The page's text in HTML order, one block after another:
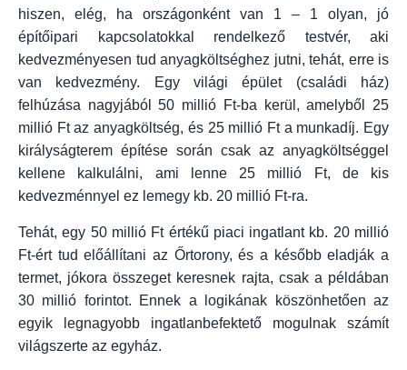
hiszen, elég, ha országonként van 1 – 1 olyan, jó
építőipari kapcsolatokkal rendelkező testvér, aki
kedvezményesen tud anyagköltséghez jutni, tehát, erre is
van kedvezmény. Egy világi épület (családi ház)
felhúzása nagyjából 50 millió Ft-ba kerül, amelyből 25
millió Ft az anyagköltség, és 25 millió Ft a munkadíj. Egy
királyságterem építése során csak az anyagköltséggel
kellene kalkulálni, ami lenne 25 millió Ft, de kis
kedvezménnyel ez lemegy kb. 20 millió Ft-ra.
Tehát, egy 50 millió Ft értékű piaci ingatlant kb. 20 millió
Ft-ért tud előállítani az Őrtorony, és a később eladják a
termet, jókora összeget keresnek rajta, csak a példában
30 millió forintot. Ennek a logikának köszönhetően az
egyik legnagyobb ingatlanbefektető mogulnak számít
világszerte az egyház.